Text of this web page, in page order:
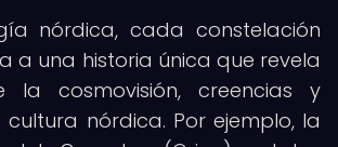
nórdica, cada constelación
a una historia única que revela
la cosmovisión, creencias y
nórdica. Por ejemplo, la